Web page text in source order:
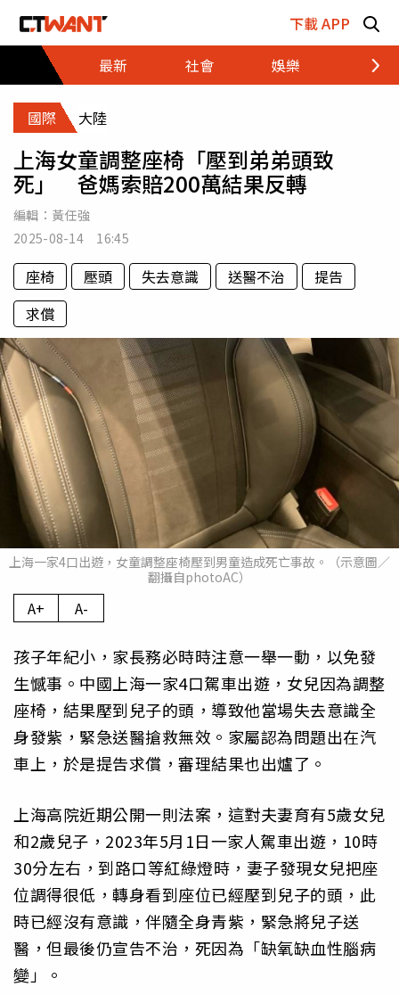
下載 APP
最新
社會 娛樂 財經
國際 大陸
上海女童調整座椅「壓到弟弟頭致
死」 爸媽索賠200萬結果反轉
編輯： 黃任強
2025-08-14 16:45
座椅 壓頭 失去意識 送醫不治
提告
求償
上海一家4口出遊，女童調整座椅壓到男童造成死亡事故。（示意圖／
翻攝自photoAC）
A+ A-
孩子年紀小，家長務必時時注意一舉一動，以免發
生憾事。中國上海一家4口駕車出遊，女兒因為調整
座椅，結果壓到兒子的頭，導致他當場失去意識全
身發紫，緊急送醫搶救無效。家屬認為問題出在汽
車上，於是提告求償，審理結果也出爐了。
上海高院近期公開一則法案，這對夫妻育有5歲女兒
和2歲兒子，2023年5月1日一家人駕車出遊，10時
30分左右，到路口等紅綠燈時，妻子發現女兒把座
位調得很低，轉身看到座位已經壓到兒子的頭，此
時已經沒有意識，伴隨全身青紫，緊急將兒子送
醫，但最後仍宣告不治，死因為「缺氧缺血性腦病
變」。